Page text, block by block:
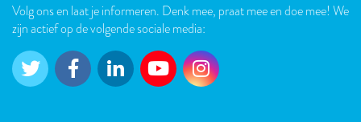
Volg ons en laat je informeren. Denk mee, praat mee en doe mee! We
zijn actief op de volgende sociale media: